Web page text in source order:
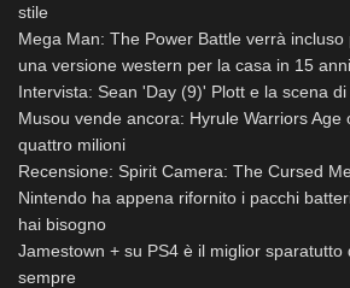
stile
Mega Man: The Power Battle verrà
una versione western per la casa in 15 anni
Intervista: Sean 'Day (9)' Plott e la scena
Musou vende ancora: Hyrule Warriors Age
quattro milioni
Recensione: Spirit Camera: The Cursed
Nintendo ha appena rifornito i pacchi
hai bisogno
Jamestown + su PS4 è il miglior sparatutto
sempre